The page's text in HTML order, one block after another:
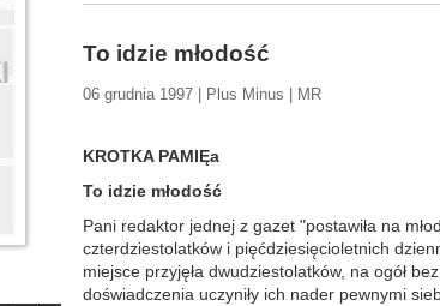
To idzie młodość
06 grudnia 1997 | Plus Minus | MR
KROTKA PAMIĘa
To idzie młodość
Pani redaktor jednej z gazet "postawiła na
czterdziestolatków i pięćdziesięcioletnich
miejsce przyjęła dwudziestolatków, na ogół
doświadczenia uczyniły ich nader pewnymi